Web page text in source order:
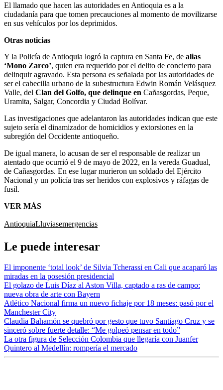
El llamado que hacen las autoridades en Antioquia es a la
ciudadanía para que tomen precauciones al momento de movilizarse
en sus vehículos por los deprimidos.
Otras noticias
Y la Policía de Antioquia logró la captura en Santa Fe, de alias
‘Mono Zarco’, quien era requerido por el delito de concierto para
delinquir agravado. Esta persona es señalada por las autoridades de
ser el cabecilla urbano de la subestructura Edwin Román Velásquez
Valle, del Clan del Golfo, que delinque en Cañasgordas, Peque,
Uramita, Salgar, Concordia y Ciudad Bolívar.
Las investigaciones que adelantaron las autoridades indican que este
sujeto sería el dinamizador de homicidios y extorsiones en la
subregión del Occidente antioqueño.
De igual manera, lo acusan de ser el responsable de realizar un
atentado que ocurrió el 9 de mayo de 2022, en la vereda Guadual,
de Cañasgordas. En ese lugar murieron un soldado del Ejército
Nacional y un policía tras ser heridos con explosivos y ráfagas de
fusil.
VER MÁS
AntioquiaLluviasemergencias
Le puede interesar
El imponente ‘total look’ de Silvia Tcherassi en Cali que acaparó las
miradas en la posesión presidencial
El golazo de Luis Díaz al Aston Villa, captado a ras de campo:
nueva obra de arte con Bayern
Atlético Nacional firma un nuevo fichaje por 18 meses: pasó por el
Manchester City
Claudia Bahamón se quebró por gesto que tuvo Santiago Cruz y se
sinceró sobre fuerte detalle: “Me golpeó pensar en todo”
La otra figura de Selección Colombia que llegaría con Juanfer
Quintero al Medellín: rompería el mercado